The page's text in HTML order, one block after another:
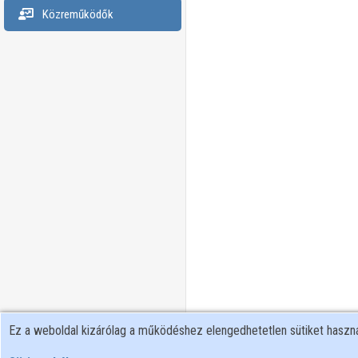
Közreműködők
Ez a weboldal kizárólag a működéshez elengedhetetlen sütiket